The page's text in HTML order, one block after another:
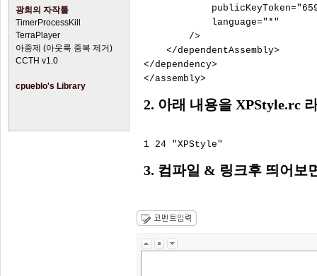
광희의 자작툴
TimerProcessKill
TerraPlayer
아중제 (아웃룩 중복 제거)
CCTH v1.0
cpueblo's Library
            language="*"
        />
    </dependentAssembly>
</dependency>
2. 아래 내용을 XPStyle.rc
3. 컴파일 & 링크후 띄어보